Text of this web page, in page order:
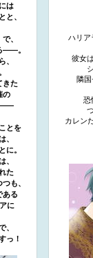
は
と、
、
――。
、
きた
の
――
とを
、
に。
、
た
も、
ある
に
、
っ！
ハリア
彼女
隣国
恐
カレン